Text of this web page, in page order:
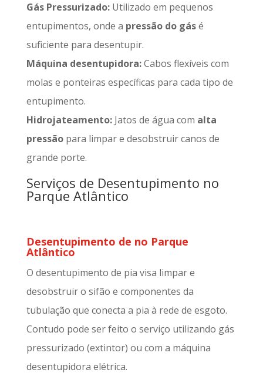
Gás Pressurizado:Utilizado em pequenos
entupimentos, onde a pressão do gásé
suficiente para desentupir.
Máquina desentupidora:Cabos flexíveis com
molas e ponteiras específicas para cada tipo de
entupimento.
Hidrojateamento:Jatos de água com alta
pressãopara limpar e desobstruir canos de
grande porte.
Serviços de Desentupimento no
Parque Atlântico
Desentupimento de no Parque
Atlântico
O desentupimento de pia visa limpar e
desobstruir o sifão e componentes da
tubulação que conecta a pia à rede de esgoto.
Contudo pode ser feito o serviço utilizando gás
pressurizado (extintor) ou com a máquina
desentupidora elétrica.